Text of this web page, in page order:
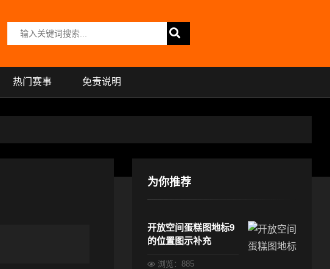
搜索关键词
热门赛事 免责说明
为你推荐
开放空间蛋糕图地标9
的位置图示补充
浏览：885